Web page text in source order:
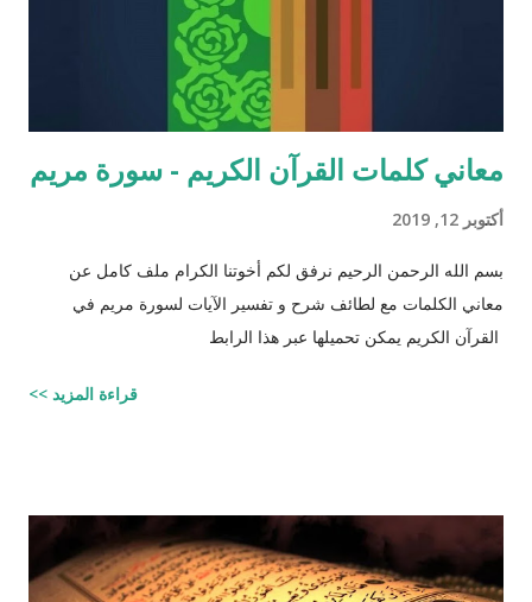
معاني كلمات القرآن الكريم - سورة مريم
أكتوبر 12, 2019
بسم الله الرحمن الرحيم نرفق لكم أخوتنا الكرام ملف كامل عن
معاني الكلمات مع لطائف شرح و تفسير الآيات لسورة مريم في
القرآن الكريم يمكن تحميلها عبر هذا الرابط
قراءة المزيد >>